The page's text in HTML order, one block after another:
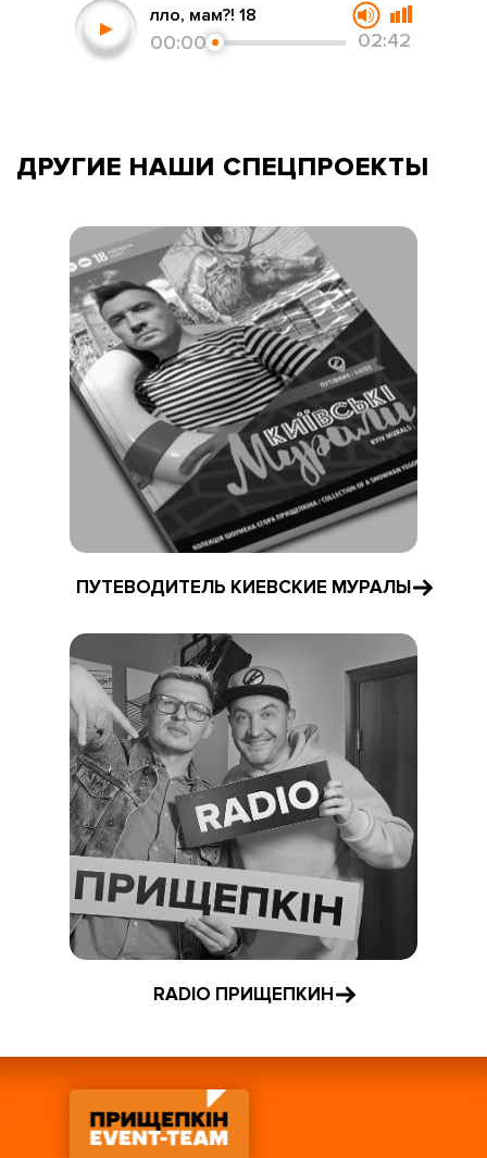
Алло, мам?! 18
00:00 02:42
ДРУГИЕ НАШИ СПЕЦПРОЕКТЫ
ПУТЕВОДИТЕЛЬ КИЕВСКИЕ МУРАЛЫ
RADIO ПРИЩЕПКИН